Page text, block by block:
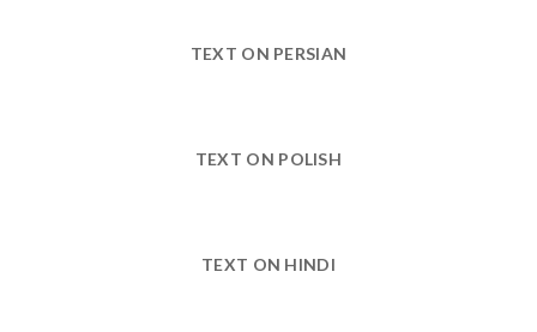
TEXT ON PERSIAN
TEXT ON POLISH
TEXT ON HINDI